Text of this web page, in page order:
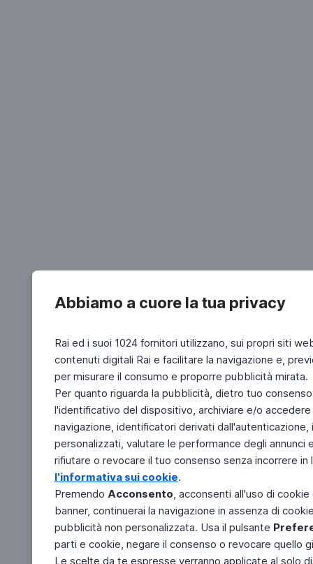
Abbiamo a cuore la tua privacy
Rai ed i suoi 1024 fornitori utilizzano, sui propri siti
contenuti digitali Rai e facilitare la navigazione e,
per misurare il consumo e proporre pubblicità mirata.
Per quanto riguarda la pubblicità, dietro tuo
l'identificativo del dispositivo, archiviare e/o
navigazione, identificatori derivati
personalizzati, valutare le performance degli
rifiutare o revocare il tuo consenso senza incorrere
l'informativa sui cookie.
Premendo Acconsento, acconsenti all'uso di
banner, continuerai la navigazione in assenza di
pubblicità non personalizzata. Usa il pulsante
parti e cookie, negare il consenso o revocare quello
Le scelte da te espresse verranno applicate al solo